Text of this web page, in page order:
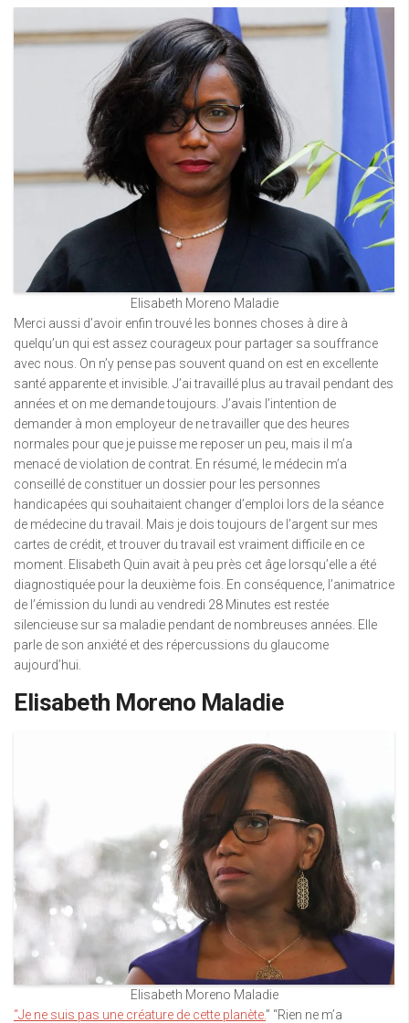
Elisabeth Moreno Maladie
Merci aussi d’avoir enfin trouvé les bonnes choses à dire à
quelqu’un qui est assez courageux pour partager sa souffrance
avec nous. On n’y pense pas souvent quand on est en excellente
santé apparente et invisible. J’ai travaillé plus au travail pendant des
années et on me demande toujours. J’avais l’intention de
demander à mon employeur de ne travailler que des heures
normales pour que je puisse me reposer un peu, mais il m’a
menacé de violation de contrat. En résumé, le médecin m’a
conseillé de constituer un dossier pour les personnes
handicapées qui souhaitaient changer d’emploi lors de la séance
de médecine du travail. Mais je dois toujours de l’argent sur mes
cartes de crédit, et trouver du travail est vraiment difficile en ce
moment. Elisabeth Quin avait à peu près cet âge lorsqu’elle a été
diagnostiquée pour la deuxième fois. En conséquence, l’animatrice
de l’émission du lundi au vendredi 28 Minutes est restée
silencieuse sur sa maladie pendant de nombreuses années. Elle
parle de son anxiété et des répercussions du glaucome
aujourd’hui.
Elisabeth Moreno Maladie
Elisabeth Moreno Maladie
“Je ne suis pas une créature de cette planète.” “Rien ne m’a